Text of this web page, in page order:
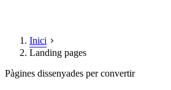
Inici
Landing pages
Pàgines dissenyades per convertir